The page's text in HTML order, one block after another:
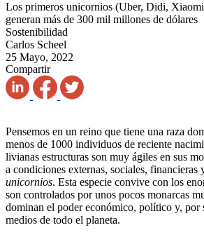
Los primeros unicornios (Uber, Didi,
generan más de 300 mil millones de dólares
Sostenibilidad
Carlos Scheel
25 Mayo, 2022
Compartir
Pensemos en un reino que tiene una raza
menos de 1000 individuos de reciente
livianas estructuras son muy ágiles en sus
a condiciones externas, sociales, financieras
unicornios. Esta especie convive con los
son controlados por unos pocos monarcas
dominan el poder económico, político y, por
medios de todo el planeta.